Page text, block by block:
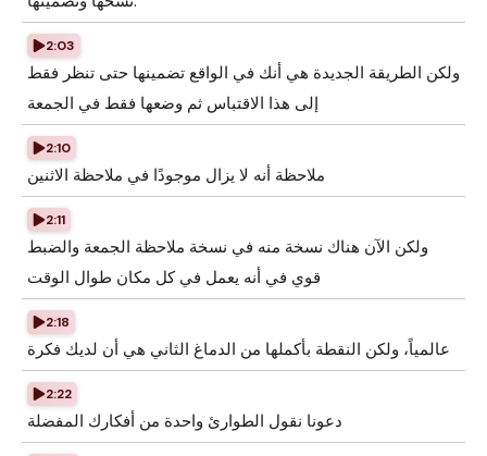
2:03
ولكن الطريقة الجديدة هي أنك في الواقع تضمينها حتى تنظر فقط
إلى هذا الاقتباس ثم وضعها فقط في الجمعة
2:10
ملاحظة أنه لا يزال موجودًا في ملاحظة الاثنين
2:11
ولكن الآن هناك نسخة منه في نسخة ملاحظة الجمعة والضبط
قوي في أنه يعمل في كل مكان طوال الوقت
2:18
عالمياً، ولكن النقطة بأكملها من الدماغ الثاني هي أن لديك فكرة
2:22
دعونا نقول الطوارئ واحدة من أفكارك المفضلة